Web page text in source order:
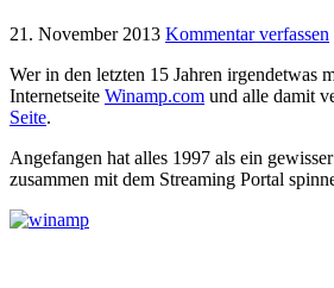
21. November 2013 Kommentar verfassen
Wer in den letzten 15 Jahren irgendetwas
Internetseite Winamp.com und alle damit
Seite.
Angefangen hat alles 1997 als ein
zusammen mit dem Streaming Portal